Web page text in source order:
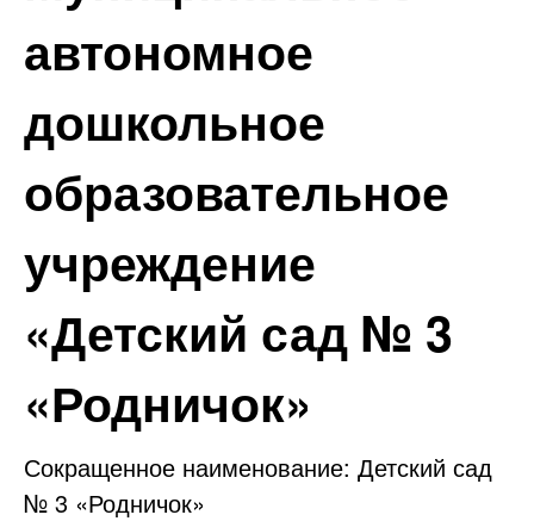
автономное
дошкольное
образовательное
учреждение
«Детский сад № 3
«Родничок»
Сокращенное наименование: Детский сад
№ 3 «Родничок»